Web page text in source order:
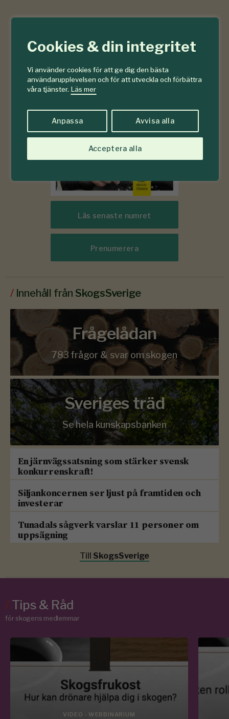
Cookies & din integritet
Vi använder cookies för att ge dig den bästa
användarupplevelsen och för att utveckla och förbättra
våra tjänster. Läs mer
Anpassa Avvisa alla
Acceptera alla
#6-7
2026
Läs senaste numret
Prenumerera
/ Innehåll från SkogsSverige
Frågelådan
783 frågor & svar om skogen
Sveriges träd
Se hela kunskapsbanken
En järnvägssatsning som stärker svensk
konkurrenskraft!
Siljankoncernen ser ljust på framtiden och
investerar
Tunadals sågverk varslar 11 personer om
uppsägning
Till SkogsSverige
/Tips & Råd
för skogens medlemmar
VIDEO - WEBBINARIUM